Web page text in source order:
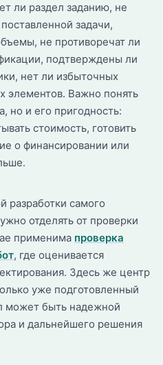
ли раздел заданию, не
задачи,
не противоречат ли
подтверждены ли
нет ли избыточных
элементов. Важно понять
но и его пригодность:
стоимость, готовить
о финансировании или
разработки самого
отделять от проверки
применима проверка
, где оценивается
Здесь же центр
уже подготовленный
может быть надежной
и дальнейшего решения